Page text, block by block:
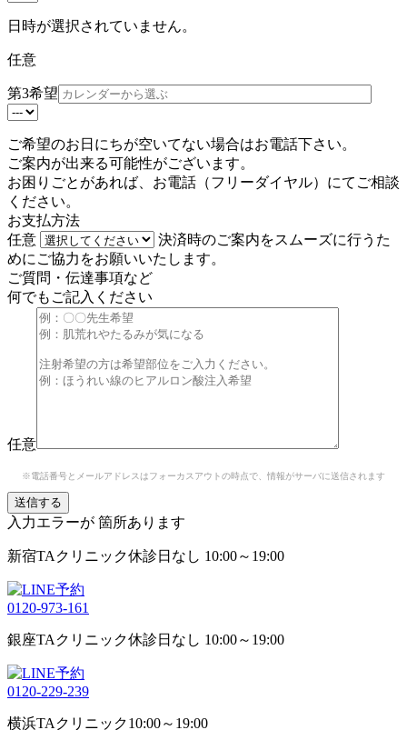
日時が選択されていません。
任意
第3希望
ご希望のお日にちが空いてない場合はお電話下さい。
ご案内が出来る可能性がございます。
お困りごとがあれば、お電話（フリーダイヤル）にてご相談
ください。
お支払方法
任意
決済時のご案内をスムーズに行うた
めにご協力をお願いいたします。
ご質問・伝達事項など
何でもご記入ください
任意
※電話番号とメールアドレスはフォーカスアウトの時点で、情報がサーバに送信されます
入力エラーが 箇所あります
新宿TAクリニック休診日なし 10:00～19:00
0120-973-161
銀座TAクリニック休診日なし 10:00～19:00
0120-229-239
横浜TAクリニック10:00～19:00